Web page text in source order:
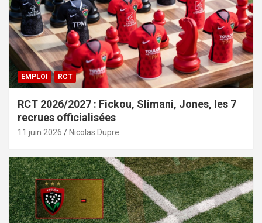
EMPLOI RCT
RCT 2026/2027 : Fickou, Slimani, Jones, les 7
recrues officialisées
11 juin 2026 Nicolas Dupre